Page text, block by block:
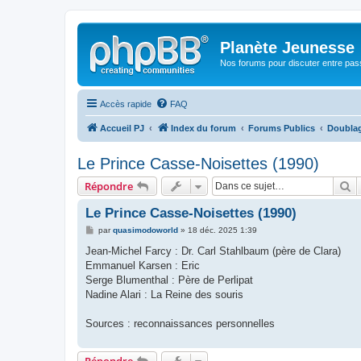
Planète Jeunesse
Nos forums pour discuter entre
Accès rapide FAQ
Accueil PJ Index du forum Forums Publics
Le Prince Casse-Noisettes (1990)
Répondre
Le Prince Casse-Noisettes (1990)
M
s
a
g
parquasimodoworld» 18 déc. 2025 1:39
Jean-Michel Farcy : Dr. Carl Stahlbaum (père de Clara)
Emmanuel Karsen : Eric
Serge Blumenthal : Père de Perlipat
Nadine Alari : La Reine des souris
Sources : reconnaissances personnelles